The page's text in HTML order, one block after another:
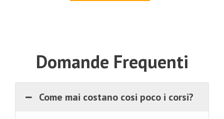
Domande Frequenti
Come mai costano cosi poco i corsi?